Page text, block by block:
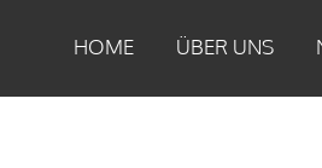
HOME ÜBER UNS